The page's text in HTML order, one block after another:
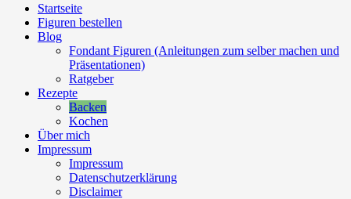
Startseite
Figuren bestellen
Blog
Fondant Figuren (Anleitungen zum selber machen und
Präsentationen)
Ratgeber
Rezepte
Backen
Kochen
Über mich
Impressum
Impressum
Datenschutzerklärung
Disclaimer